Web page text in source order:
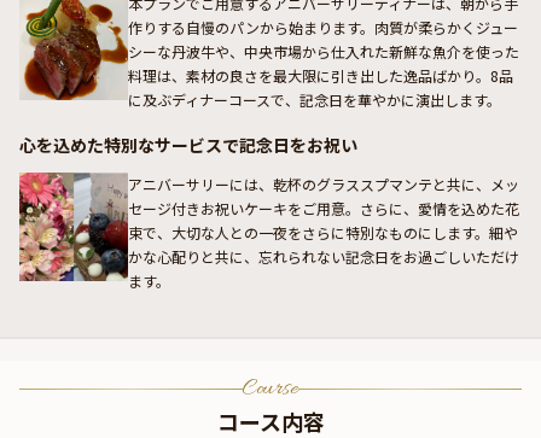
作りする自慢のパンから始まります。肉質が柔らかくジュー
シーな丹波牛や、中央市場から仕入れた新鮮な魚介を使った
料理は、素材の良さを最大限に引き出した逸品ばかり。8品
に及ぶディナーコースで、記念日を華やかに演出します。
心を込めた特別なサービスで記念日をお祝い
アニバーサリーには、乾杯のグラススプマンテと共に、メッ
セージ付きお祝いケーキをご用意。さらに、愛情を込めた花
束で、大切な人との一夜をさらに特別なものにします。細や
かな心配りと共に、忘れられない記念日をお過ごしいただけ
ます。
Course
コース内容